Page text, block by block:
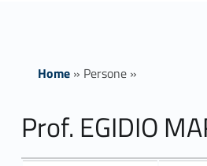
Home» Persone»
Prof. EGIDIO